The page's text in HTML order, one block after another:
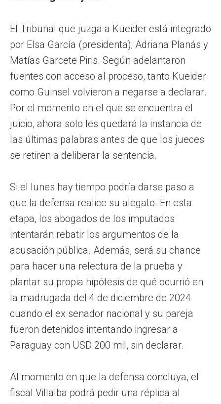
El Tribunal que juzga a Kueider está integrado
por Elsa García (presidenta); Adriana Planás y
Matías Garcete Piris. Según adelantaron
fuentes con acceso al proceso, tanto Kueider
como Guinsel volvieron a negarse a declarar.
Por el momento en el que se encuentra el
juicio, ahora solo les quedará la instancia de
las últimas palabras antes de que los jueces
se retiren a deliberar la sentencia.
Si el lunes hay tiempo podría darse paso a
que la defensa realice su alegato. En esta
etapa, los abogados de los imputados
intentarán rebatir los argumentos de la
acusación pública. Además, será su chance
para hacer una relectura de la prueba y
plantar su propia hipótesis de qué ocurrió en
la madrugada del 4 de diciembre de 2024
cuando el ex senador nacional y su pareja
fueron detenidos intentando ingresar a
Paraguay con USD 200 mil, sin declarar.
Al momento en que la defensa concluya, el
fiscal Villalba podrá pedir una réplica al